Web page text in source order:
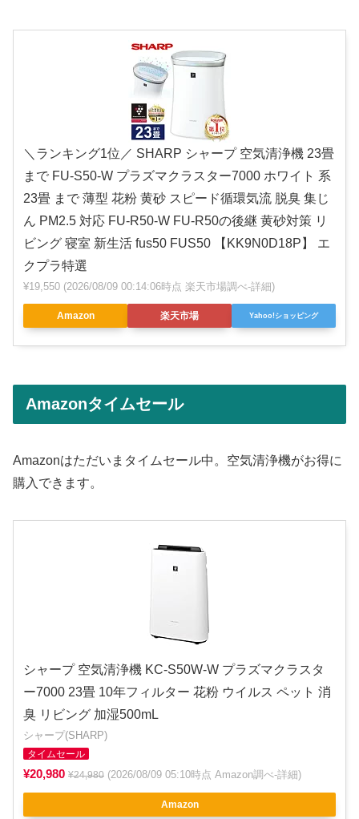
＼ランキング1位／ SHARP シャープ 空気清浄機 23畳
まで FU-S50-W プラズマクラスター7000 ホワイト 系
23畳 まで 薄型 花粉 黄砂 スピード循環気流 脱臭 集じ
ん PM2.5 対応 FU-R50-W FU-R50の後継 黄砂対策 リ
ビング 寝室 新生活 fus50 FUS50 【KK9N0D18P】 エ
クプラ特選
¥19,550 (2026/08/09 00:14:06時点 楽天市場調べ-詳細)
Amazon 楽天市場 Yahoo!ショッピング
Amazonタイムセール
Amazonはただいまタイムセール中。空気清浄機がお得に
購入できます。
シャープ 空気清浄機 KC-S50W-W プラズマクラスタ
ー7000 23畳 10年フィルター 花粉 ウイルス ペット 消
臭 リビング 加湿500mL
シャープ(SHARP)
タイムセール
¥20,980 ¥24,980 (2026/08/09 05:10時点 Amazon調べ-詳細)
Amazon